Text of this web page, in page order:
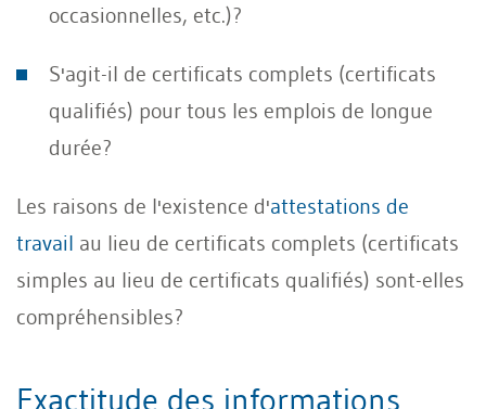
occasionnelles, etc.)?
S'agit-il de certificats complets (certificats
qualifiés) pour tous les emplois de longue
durée?
Les raisons de l'existence d'attestations de
travail au lieu de certificats complets (certificats
simples au lieu de certificats qualifiés) sont-elles
compréhensibles?
Exactitude des informations